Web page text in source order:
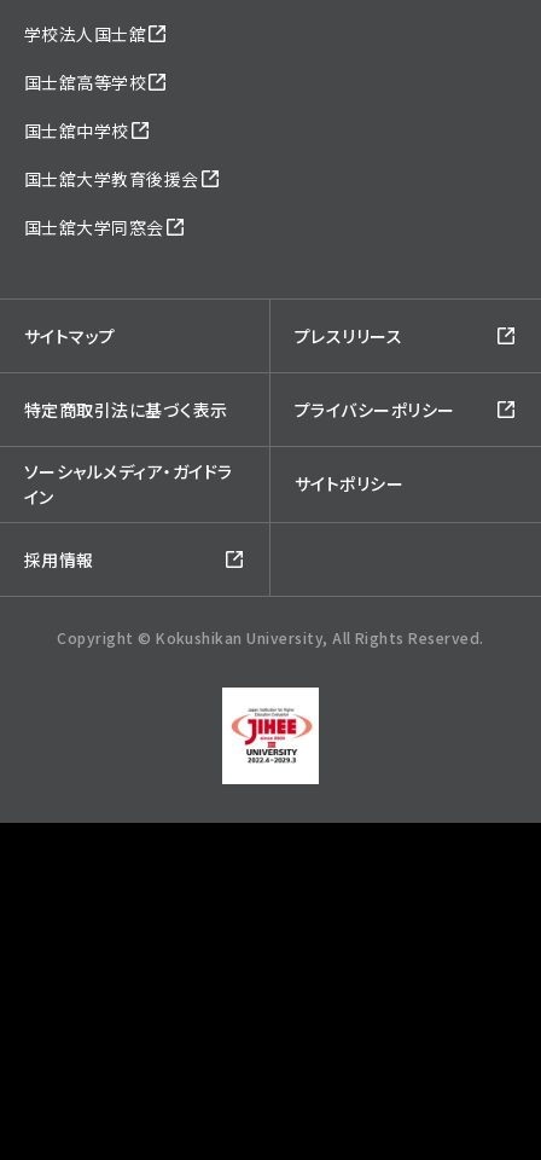
学校法人国士舘
国士舘高等学校
国士舘中学校
国士舘大学教育後援会
国士舘大学同窓会
サイトマップ プレスリリース
特定商取引法に基づく表示 プライバシーポリシー
ソーシャルメディア・ガイドラ
イン
サイトポリシー
採用情報
Copyright © Kokushikan University, All Rights Reserved.